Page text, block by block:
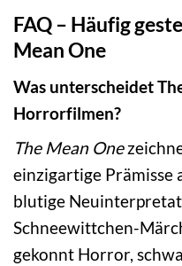
FAQ – Häufig
Mean One
Was unterscheidet
Horrorfilmen?
The Mean One
einzigartige Prämisse
blutige
Schneewittchen-
gekonnt Horror,